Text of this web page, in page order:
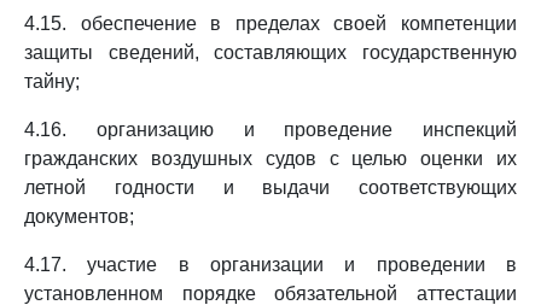
4.15. обеспечение в пределах своей компетенции
защиты сведений, составляющих государственную
тайну;
4.16. организацию и проведение инспекций
гражданских воздушных судов с целью оценки их
летной годности и выдачи соответствующих
документов;
4.17. участие в организации и проведении в
установленном порядке обязательной аттестации